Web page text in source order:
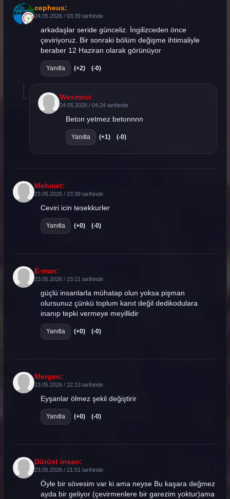
cepheus:
24.05.2026 / 03:39 tarihinde
arkadaşlar seride günceliz. İngilizceden önce
çeviriyoruz. Bir sonraki bölüm değişme ihtimaliyle
beraber 12 Haziran olarak görünüyor
Yanıtla (+2) (-0)
Wexmoci
24.05.2026 / 04:24 tarihinde
Beton yetmez betonnnn
Yanıtla (+1) (-0)
Mehmet:
23.05.2026 / 23:39 tarihinde
Ceviri icin tesekkurler
Yanıtla (+0) (-0)
E-man:
23.05.2026 / 23:21 tarihinde
güçlü insanlarla mühatap olun yoksa pişman
olursunuz çünkü toplum kanıt değil dedikodulara
inanıp tepki vermeye meyillidir
Yanıtla (+0) (-0)
Mergen:
23.05.2026 / 22:13 tarihinde
Eyşanlar ölmez şekil değiştirir
Yanıtla (+0) (-0)
Dürüst insan:
23.05.2026 / 21:51 tarihinde
Öyle bir sövesim var ki ama neyse Bu kaşara değmez
ayda bir geliyor (çevirmenlere bir garezim yoktur)ama